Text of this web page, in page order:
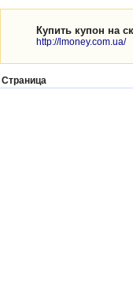
Купить купон на
http://lmoney.com.ua/
Страница